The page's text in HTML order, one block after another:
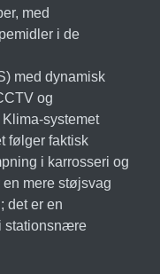
med
i de
med dynamisk
og
systemet
følger faktisk
i karrosseri og
mere støjsvag
det er en
stationsnære